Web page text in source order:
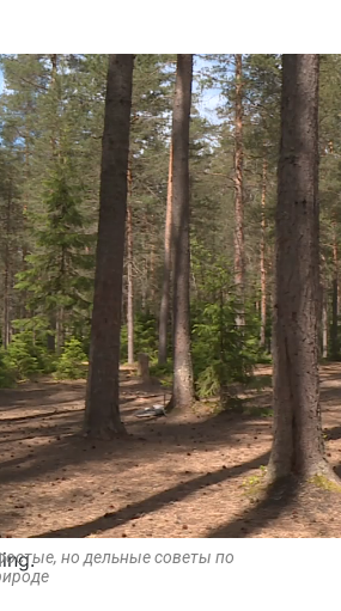
но дельные советы по